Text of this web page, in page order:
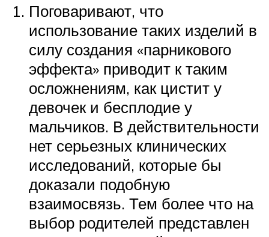
Поговаривают, что
использование таких изделий в
силу создания «парникового
эффекта» приводит к таким
осложнениям, как цистит у
девочек и бесплодие у
мальчиков. В действительности
нет серьезных клинических
исследований, которые бы
доказали подобную
взаимосвязь. Тем более что на
выбор родителей представлен